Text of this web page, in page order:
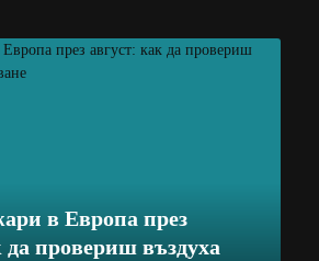
в Европа през
да провериш въздуха